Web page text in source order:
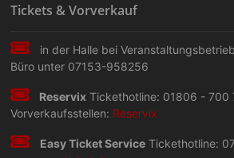
Tickets & Vorverkauf
in der Halle bei
Büro unter 07153-958256
ReservixTickethotline: 01806 - 700
Vorverkaufsstellen: Reservix
Easy Ticket ServiceTickethotline: